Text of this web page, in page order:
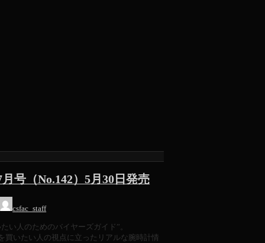
号（No.142）5月30日発売
csfac_staff
い人のためのバイヤーズガイド”。
買いたい人の視点に立ったリアルな腕時計情